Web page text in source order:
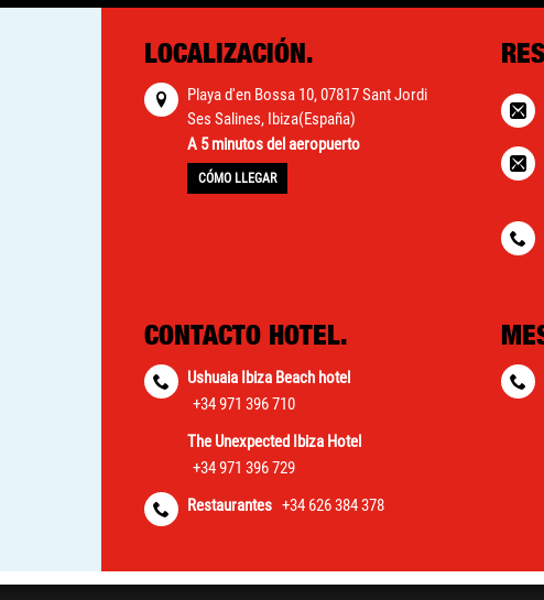
LOCALIZACIÓN.
Playa d'en Bossa 10, 07817 Sant Jordi
Ses Salines, Ibiza(España)
A 5 minutos del aeropuerto
CÓMO LLEGAR
CONTACTO HOTEL.
Ushuaia Ibiza Beach hotel
+34 971 396 710
The Unexpected Ibiza Hotel
+34 971 396 729
Restaurantes +34 626 384 378